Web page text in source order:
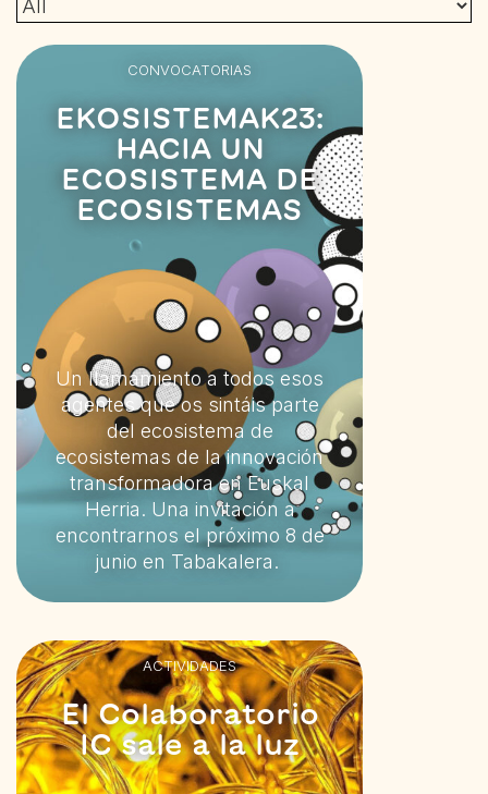
CONVOCATORIAS
EKOSISTEMAK23:
HACIA UN
ECOSISTEMA DE
ECOSISTEMAS
Un llamamiento a todos esos
agentes que os sintáis parte
del ecosistema de
ecosistemas de la innovación
transformadora en Euskal
Herria. Una invitación a
encontrarnos el próximo 8 de
junio en Tabakalera.
ACTIVIDADES
El Colaboratorio
IC sale a la luz